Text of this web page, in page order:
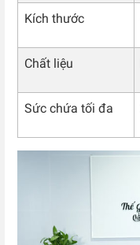
Kích thước
Chất liệu
Sức chứa tối đa